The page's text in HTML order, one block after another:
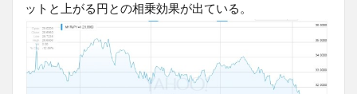
ットと上がる円との相乗効果が出ている。